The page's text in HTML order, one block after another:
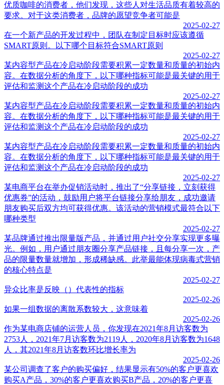
优质咖啡的消费者，他们发现，这些人对生活品质有着较高的
要求。对于这类消费者，品牌的愿望竞争者可能是
2025-02-27
在一个新产品的开发过程中，团队在制定目标时应该遵循
SMART原则。以下哪个目标符合SMART原则
2025-02-27
某内容型产品在冷启动阶段需要积累一定数量和质量的初始内
容。在数据分析的角度下，以下哪种指标可能是最关键的用于
评估和监测这个产品在冷启动阶段的成功
2025-02-27
某内容型产品在冷启动阶段需要积累一定数量和质量的初始内
容。在数据分析的角度下，以下哪种指标可能是最关键的用于
评估和监测这个产品在冷启动阶段的成功
2025-02-27
某内容型产品在冷启动阶段需要积累一定数量和质量的初始内
容。在数据分析的角度下，以下哪种指标可能是最关键的用于
评估和监测这个产品在冷启动阶段的成功
2025-02-27
某电商平台在举办促销活动时，推出了“分享链接，立刻获得
优惠券”的活动，鼓励用户将平台链接分享给朋友，成功邀请
朋友购买后双方均可获得优惠。该活动的营销模式最符合以下
哪种类型
2025-02-27
某品牌通过推出限量版产品，并通过用户社交分享实现更多曝
光。例如，用户通过朋友圈分享产品链接，且每分享一次，产
品的限量数量就增加，形成稀缺感。此举最能体现病毒式营销
的核心特点是
2025-02-27
异众比率是反映（）代表性的指标
2025-02-26
如果一组数据的离散系数较大，这意味着
2025-02-26
作为某电商店铺的运营人员，你发现在2021年8月访客数为
2753人，2021年7月访客数为2119人，2020年8月访客数为1648
人，其2021年8月访客数环比增长率为
2025-02-26
某公司调查了客户的购买偏好，结果显示有50%的客户更喜欢
购买A产品，30%的客户更喜欢购买B产品，20%的客户更喜